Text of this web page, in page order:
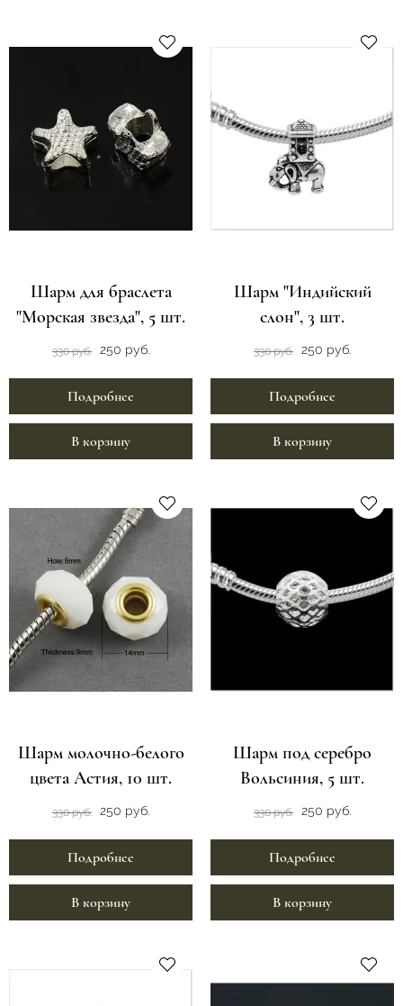
Шарм для браслета
"Морская звезда", 5 шт.
330 руб. 250 руб.
Подробнее
В корзину
Шарм "Индийский
слон", 3 шт.
330 руб. 250 руб.
Подробнее
В корзину
Шарм молочно-белого
цвета Астия, 10 шт.
330 руб. 250 руб.
Подробнее
В корзину
Шарм под серебро
Вольсиния, 5 шт.
330 руб. 250 руб.
Подробнее
В корзину